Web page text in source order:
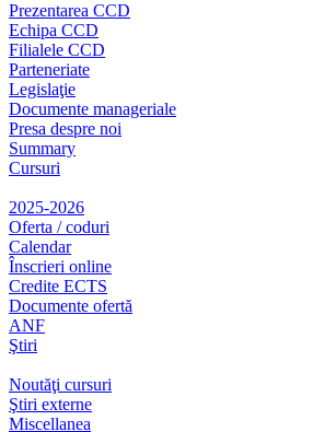
Prezentarea CCD
Echipa CCD
Filialele CCD
Parteneriate
Legislaţie
Documente manageriale
Presa despre noi
Summary
Cursuri
2025-2026
Oferta / coduri
Calendar
Înscrieri online
Credite ECTS
Documente ofertă
ANF
Ştiri
Noutăţi cursuri
Ştiri externe
Miscellanea